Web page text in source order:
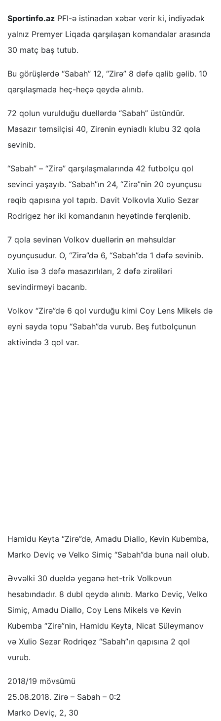
Sportinfo.az PFI-ə istinadən xəbər verir ki, indiyədək
yalnız Premyer Liqada qarşılaşan komandalar arasında
30 matç baş tutub.
Bu görüşlərdə “Sabah” 12, “Zirə” 8 dəfə qalib gəlib. 10
qarşılaşmada heç-heçə qeydə alınıb.
72 qolun vurulduğu duellərdə “Sabah” üstündür.
Masazır təmsilçisi 40, Zirənin eyniadlı klubu 32 qola
sevinib.
“Sabah” – “Zirə” qarşılaşmalarında 42 futbolçu qol
sevinci yaşayıb. “Sabah”ın 24, “Zirə”nin 20 oyunçusu
rəqib qapısına yol tapıb. Davit Volkovla Xulio Sezar
Rodrigez hər iki komandanın heyətində fərqlənib.
7 qola sevinən Volkov duellərin ən məhsuldar
oyunçusudur. O, “Zirə”də 6, “Sabah”da 1 dəfə sevinib.
Xulio isə 3 dəfə masazırlıları, 2 dəfə zirəliləri
sevindirməyi bacarıb.
Volkov “Zirə”də 6 qol vurduğu kimi Coy Lens Mikels də
eyni sayda topu “Sabah”da vurub. Beş futbolçunun
aktivində 3 qol var.
Hamidu Keyta “Zirə”də, Amadu Diallo, Kevin Kubemba,
Marko Deviç və Velko Simiç “Sabah”da buna nail olub.
Əvvəlki 30 dueldə yeganə het-trik Volkovun
hesabındadır. 8 dubl qeydə alınıb. Marko Deviç, Velko
Simiç, Amadu Diallo, Coy Lens Mikels və Kevin
Kubemba “Zirə”nin, Hamidu Keyta, Nicat Süleymanov
və Xulio Sezar Rodriqez “Sabah”ın qapısına 2 qol
vurub.
2018/19 mövsümü
25.08.2018. Zirə – Sabah – 0:2
Marko Deviç, 2, 30